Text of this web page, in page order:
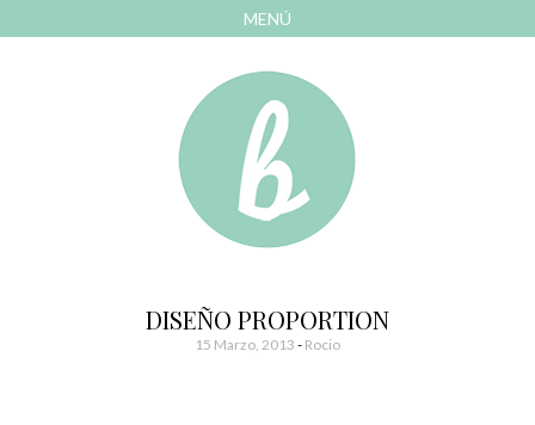
MENÚ
Bonitismos
DISEÑO PROPORTION
15 Marzo, 2013 - Rocio